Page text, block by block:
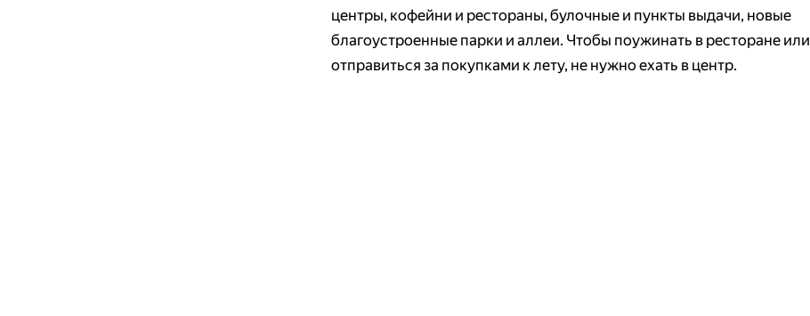
центры, кофейни и рестораны, булочные и пункты выдачи, новые
благоустроенные парки и аллеи. Чтобы поужинать в ресторане или
отправиться за покупками к лету, не нужно ехать в центр.